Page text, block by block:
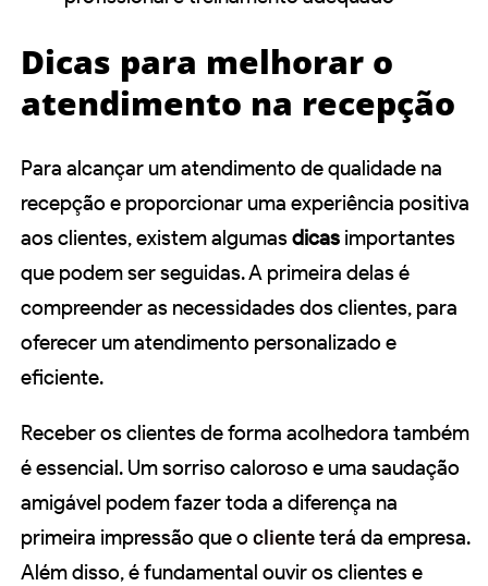
Dicas para melhorar o
atendimento na recepção
Para alcançar um atendimento de qualidade na
recepção e proporcionar uma experiência positiva
aos clientes, existem algumasdicas importantes
que podem ser seguidas. A primeira delas é
compreender as necessidades dos clientes, para
oferecer um atendimento personalizado e
eficiente.
Receber os clientes de forma acolhedora também
é essencial. Um sorriso caloroso e uma saudação
amigável podem fazer toda a diferença na
primeira impressão que o clienteterá da empresa.
Além disso, é fundamental ouvir os clientes e